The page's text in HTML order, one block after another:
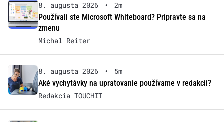
8. augusta 2026 •
2m
Používali ste Microsoft Whiteboard? Pripravte sa na
zmenu
Michal Reiter
8. augusta 2026 •
5m
Aké vychytávky na upratovanie používame v redakcii?
Redakcia TOUCHIT